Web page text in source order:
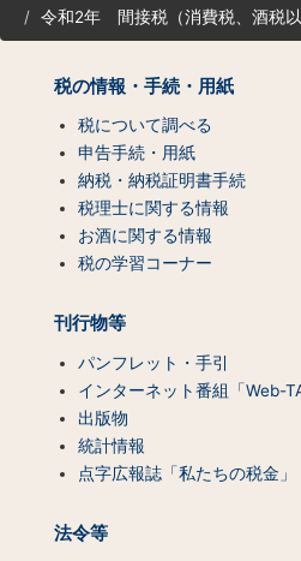
令和2年 間接税（消費税、酒税以
税の情報・手続・用紙
税について調べる
申告手続・用紙
納税・納税証明書手続
税理士に関する情報
お酒に関する情報
税の学習コーナー
刊行物等
パンフレット・手引
インターネット番組「Web-
出版物
統計情報
点字広報誌「私たちの税金」
法令等